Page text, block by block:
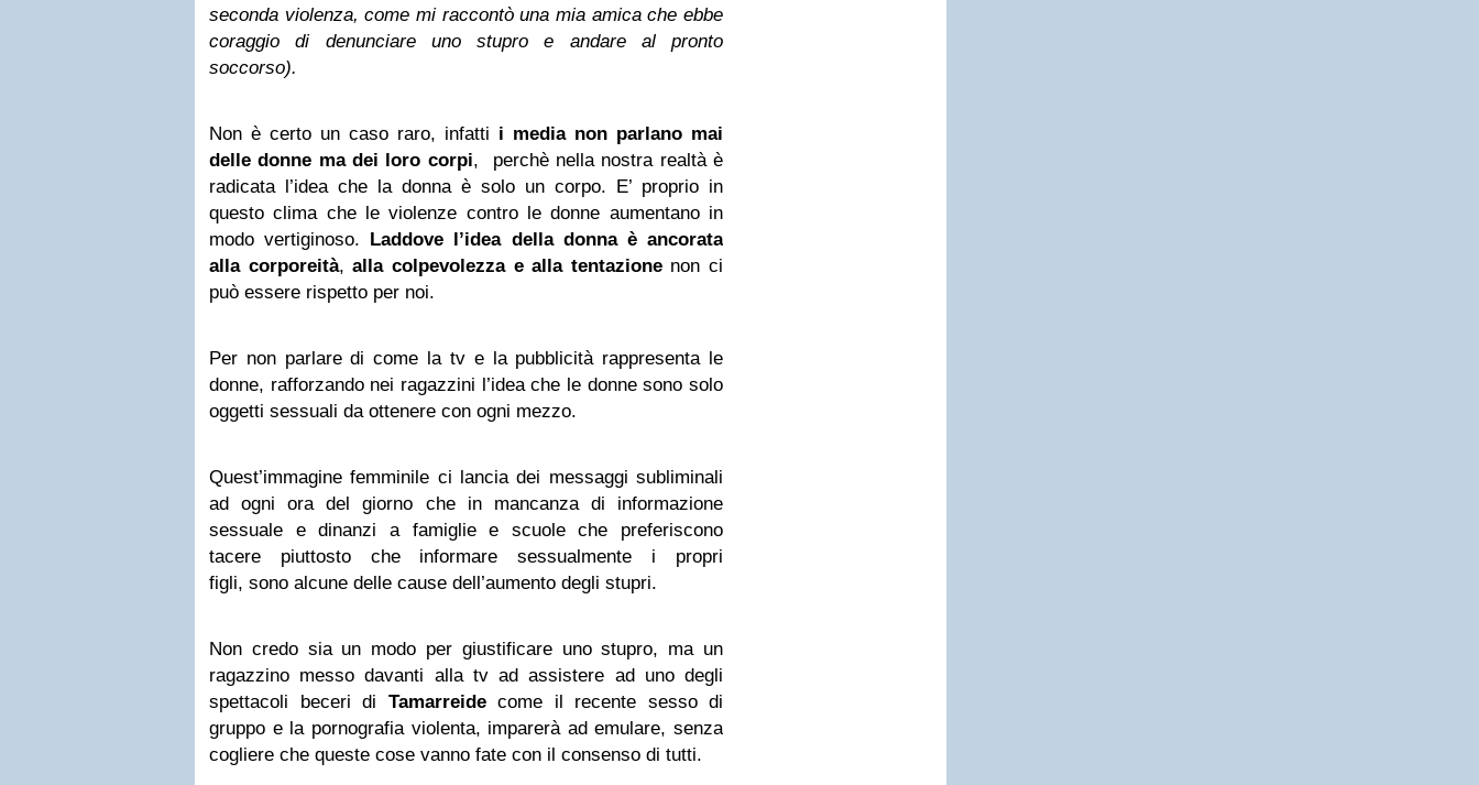
seconda violenza, come mi raccontò una mia amica che ebbe
coraggio di denunciare uno stupro e andare al pronto
soccorso).
Non è certo un caso raro, infatti i media non parlano mai
delle donne ma dei loro corpi, perchè nella nostra realtà è
radicata l’idea che la donna è solo un corpo. E’ proprio in
questo clima che le violenze contro le donne aumentano in
modo vertiginoso. Laddove l’idea della donna è ancorata
alla corporeità,alla colpevolezza e alla tentazionenon ci
può essere rispetto per noi.
Per non parlare di come la tv e la pubblicità rappresenta le
donne, rafforzando nei ragazzini l’idea che le donne sono solo
oggetti sessuali da ottenere con ogni mezzo.
Quest’immagine femminile ci lancia dei messaggi subliminali
ad ogni ora del giorno che in mancanza di informazione
sessuale e dinanzi a famiglie e scuole che preferiscono
tacere piuttosto che informare sessualmente i propri
figli, sono alcune delle cause dell’aumento degli stupri.
Non credo sia un modo per giustificare uno stupro, ma un
ragazzino messo davanti alla tv ad assistere ad uno degli
spettacoli beceri di Tamarreidecome il recente sesso di
gruppo e la pornografia violenta, imparerà ad emulare, senza
cogliere che queste cose vanno fate con il consenso di tutti.